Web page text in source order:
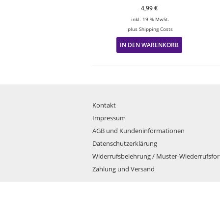
4,99€
inkl. 19 % MwSt.
plus Shipping Costs
IN DEN WARENKORB
Kontakt
Impressum
AGB und Kundeninformationen
Datenschutzerklärung
Widerrufsbelehrung / Muster-
Zahlung und Versand